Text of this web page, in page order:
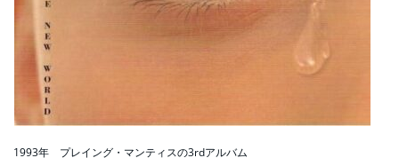
1993年 プレイング・マンティスの3rdアルバム